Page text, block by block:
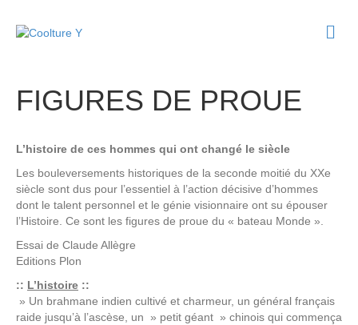
FIGURES DE PROUE
L’histoire de ces hommes qui ont changé le siècle
Les bouleversements historiques de la seconde moitié du XXe
siècle sont dus pour l’essentiel à l’action décisive d’hommes
dont le talent personnel et le génie visionnaire ont su épouser
l’Histoire. Ce sont les figures de proue du « bateau Monde ».
Essai de Claude Allègre
Editions Plon
:: L’histoire ::
» Un brahmane indien cultivé et charmeur, un général français
raide jusqu’à l’ascèse, un » petit géant » chinois qui commença